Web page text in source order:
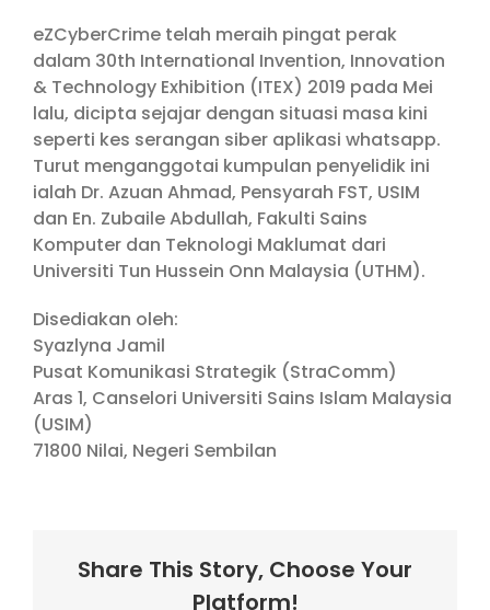
eZCyberCrime telah meraih pingat perak
dalam 30th International Invention, Innovation
& Technology Exhibition (ITEX) 2019 pada Mei
lalu, dicipta sejajar dengan situasi masa kini
seperti kes serangan siber aplikasi whatsapp.
Turut menganggotai kumpulan penyelidik ini
ialah Dr. Azuan Ahmad, Pensyarah FST, USIM
dan En. Zubaile Abdullah, Fakulti Sains
Komputer dan Teknologi Maklumat dari
Universiti Tun Hussein Onn Malaysia (UTHM).
Disediakan oleh:
Syazlyna Jamil
Pusat Komunikasi Strategik (StraComm)
Aras 1, Canselori Universiti Sains Islam Malaysia
(USIM)
71800 Nilai, Negeri Sembilan
Share This Story, Choose Your
Platform!